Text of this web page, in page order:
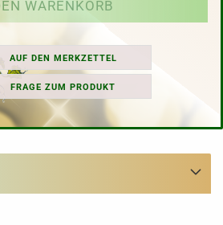
AUF DEN MERKZETTEL
FRAGE ZUM PRODUKT